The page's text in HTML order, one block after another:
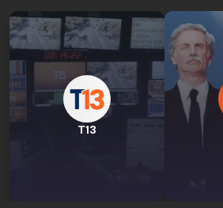
T13